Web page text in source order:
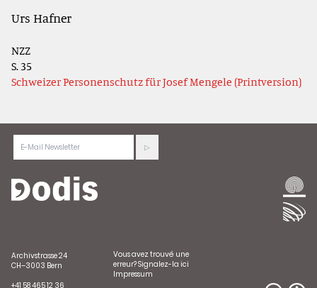
Urs Hafner
NZZ
S. 35
Schweizer Personenschutz für Josef Mengele (Printversion)
Archivstrasse 24
CH–3003 Bern
+41 58 465 12 36
Vous avez trouvé une
erreur?Signalez-la ici
Impressum